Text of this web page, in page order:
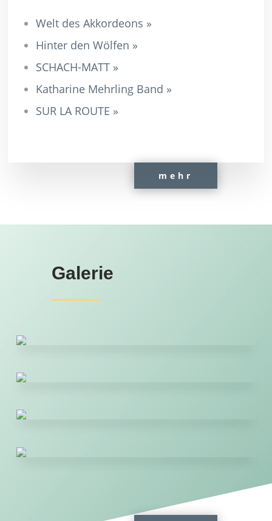
Welt des Akkordeons »
Hinter den Wölfen »
SCHACH-MATT »
Katharine Mehrling Band »
SUR LA ROUTE »
mehr
Galerie